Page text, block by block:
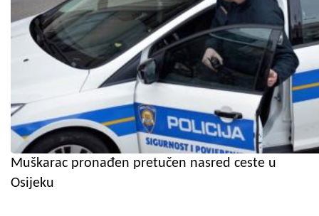
Muškarac pronađen pretučen nasred ceste u
Osijeku